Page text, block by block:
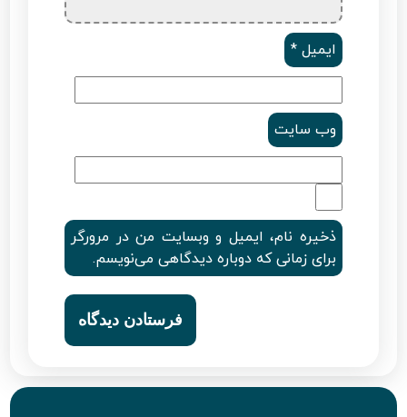
ایمیل*
وب‌ سایت
ذخیره نام، ایمیل و وبسایت من در مرورگر
برای زمانی که دوباره دیدگاهی می‌نویسم.